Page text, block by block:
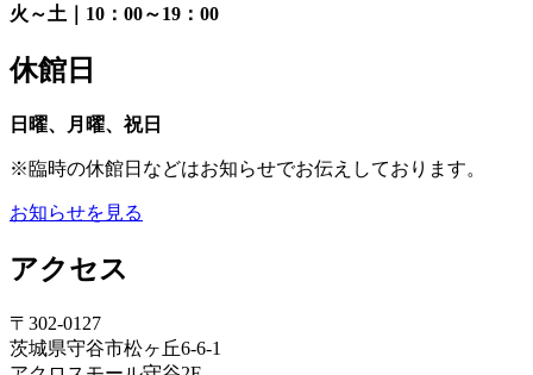
火～土｜10：00～19：00
休館日
日曜、月曜、祝日
※臨時の休館日などはお知らせでお伝えしております。
お知らせを見る
アクセス
〒302-0127
茨城県守谷市松ヶ丘6-6-1